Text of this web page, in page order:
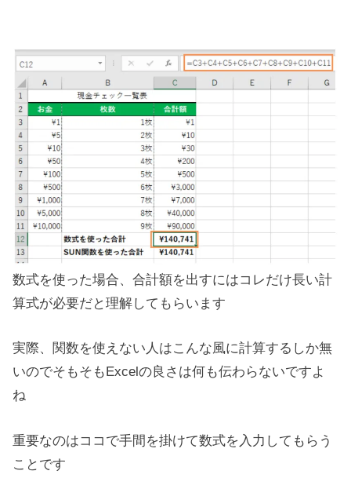
数式を使った場合、合計額を出すにはコレだけ長い計
算式が必要だと理解してもらいます
実際、関数を使えない人はこんな風に計算するしか無
いのでそもそもExcelの良さは何も伝わらないですよ
ね
重要なのはココで手間を掛けて数式を入力してもらう
ことです